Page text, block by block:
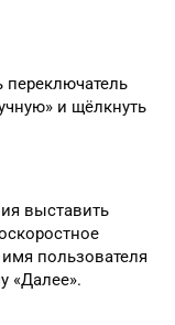
и щёлкнуть
выставить
пользователя
«Далее».